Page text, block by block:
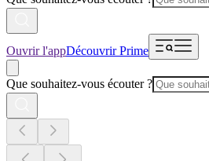
Ouvrir l'appDécouvrir Prime
Que souhaitez-vous écouter ?